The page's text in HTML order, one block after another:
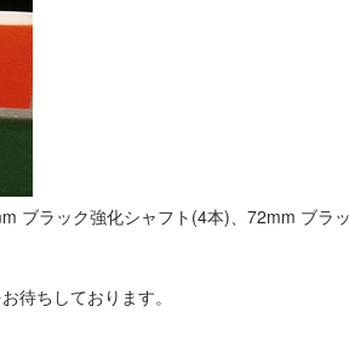
ブラック強化シャフト(4本)、72mm ブラッ
待ちしております。